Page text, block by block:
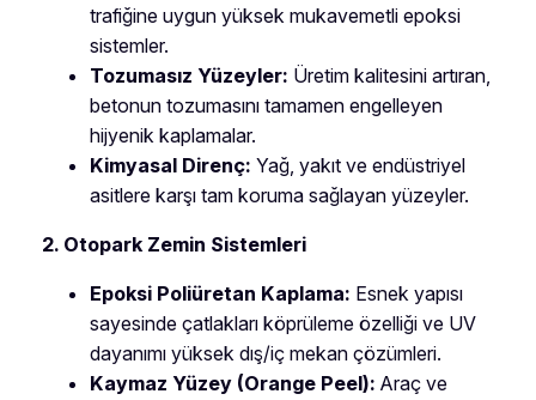
trafiğine uygun yüksek mukavemetli epoksi
sistemler.
Tozumasız Yüzeyler: Üretim kalitesini artıran,
betonun tozumasını tamamen engelleyen
hijyenik kaplamalar.
Kimyasal Direnç: Yağ, yakıt ve endüstriyel
asitlere karşı tam koruma sağlayan yüzeyler.
2. Otopark Zemin Sistemleri
Epoksi Poliüretan Kaplama: Esnek yapısı
sayesinde çatlakları köprüleme özelliği ve UV
dayanımı yüksek dış/iç mekan çözümleri.
Kaymaz Yüzey (Orange Peel): Araç ve